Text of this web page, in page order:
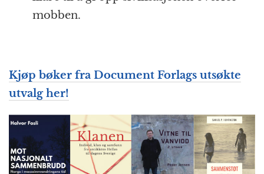
mobben.
Kjøp bøker fra Document Forlags utsøkte
utvalg her!